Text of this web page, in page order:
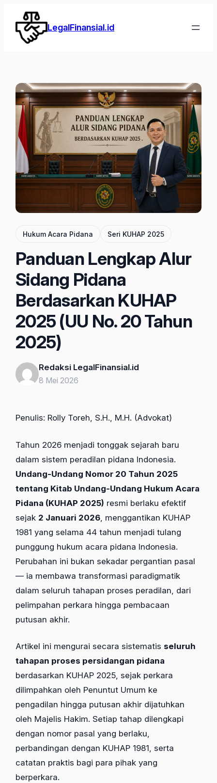
Lewati
konten
LegalFinansial.id
Hukum Acara Pidana Seri KUHAP 2025
Panduan Lengkap Alur
Sidang Pidana
Berdasarkan KUHAP
2025 (UU No. 20 Tahun
2025)
Redaksi LegalFinansial.id
8 Mei 2026
Penulis: Rolly Toreh, S.H., M.H. (Advokat)
Tahun 2026 menjadi tonggak sejarah baru
dalam sistem peradilan pidana Indonesia.
Undang-Undang Nomor 20 Tahun 2025
tentang Kitab Undang-Undang Hukum Acara
Pidana (KUHAP 2025) resmi berlaku efektif
sejak 2 Januari 2026 , menggantikan KUHAP
1981 yang selama 44 tahun menjadi tulang
punggung hukum acara pidana Indonesia.
Perubahan ini bukan sekadar pergantian pasal
— ia membawa transformasi paradigmatik
dalam seluruh tahapan proses peradilan, dari
pelimpahan perkara hingga pembacaan
putusan akhir.
Artikel ini mengurai secara sistematis seluruh
tahapan proses persidangan pidana
berdasarkan KUHAP 2025, sejak perkara
dilimpahkan oleh Penuntut Umum ke
pengadilan hingga putusan akhir dijatuhkan
oleh Majelis Hakim. Setiap tahap dilengkapi
dengan nomor pasal yang berlaku,
perbandingan dengan KUHAP 1981, serta
catatan praktis bagi para pihak yang
berperkara.